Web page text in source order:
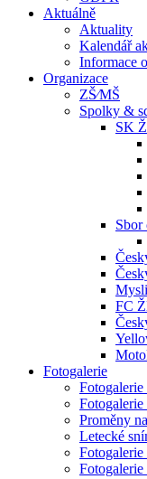
Aktuálně
Aktuality
Kalendář
Informace
Organizace
ZŠ⁄MŠ
Spolky &
SK
Sbor
FC
Fotogalerie
Proměny
Letecké